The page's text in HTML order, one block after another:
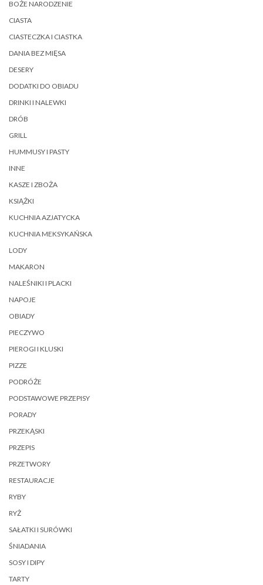
BOŻE NARODZENIE
CIASTA
CIASTECZKA I CIASTKA
DANIA BEZ MIĘSA
DESERY
DODATKI DO OBIADU
DRINKI I NALEWKI
DRÓB
GRILL
HUMMUSY I PASTY
INNE
KASZE I ZBOŻA
KSIĄŻKI
KUCHNIA AZJATYCKA
KUCHNIA MEKSYKAŃSKA
LODY
MAKARON
NALEŚNIKI I PLACKI
NAPOJE
OBIADY
PIECZYWO
PIEROGI I KLUSKI
PIZZE
PODRÓŻE
PODSTAWOWE PRZEPISY
PORADY
PRZEKĄSKI
PRZEPIS
PRZETWORY
RESTAURACJE
RYBY
RYŻ
SAŁATKI I SURÓWKI
ŚNIADANIA
SOSY I DIPY
TARTY